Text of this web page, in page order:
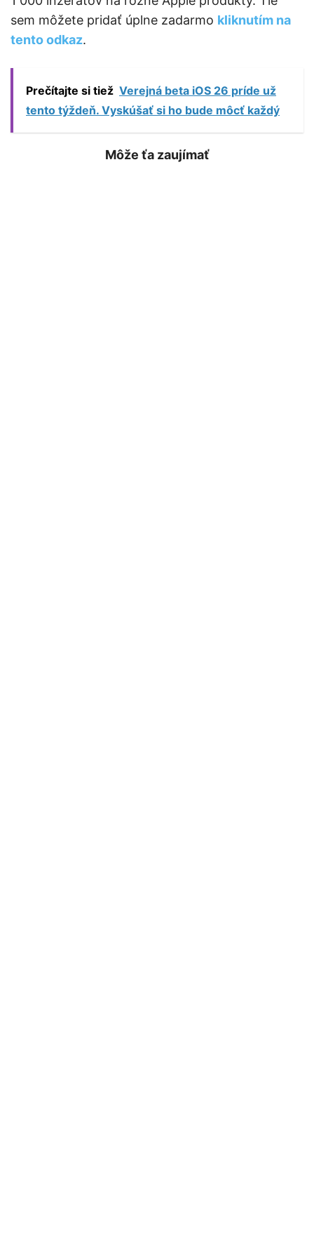
sem môžete pridať úplne zadarmo kliknutím na
tento odkaz.
Prečítajte si tiež Verejná beta iOS 26 príde už
tento týždeň. Vyskúšať si ho bude môcť každý
Môže ťa zaujímať